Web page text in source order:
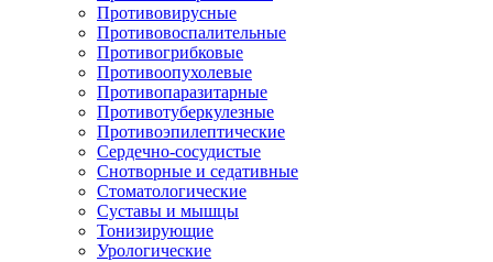
Противовирусные
Противовоспалительные
Противогрибковые
Противоопухолевые
Противопаразитарные
Противотуберкулезные
Противоэпилептические
Сердечно-сосудистые
Снотворные и седативные
Стоматологические
Суставы и мышцы
Тонизирующие
Урологические